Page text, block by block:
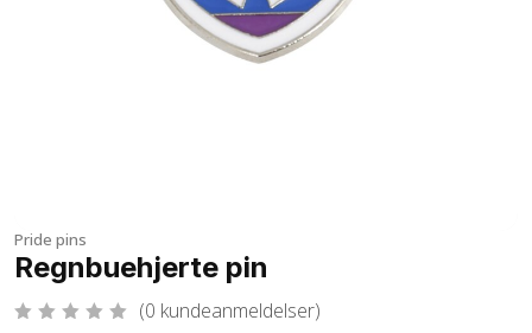
Pride pins
Regnbuehjerte pin
(0 kundeanmeldelser)